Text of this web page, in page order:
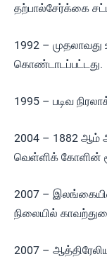
தற்பால்சேர்க்கை
1992 –
கொண்டாடப்பட்டது.
1995 – படிவ
2004 – 1882 ஆம்
வெள்ளிக் கோளின்
2007 –
நிலையில்
2007 –